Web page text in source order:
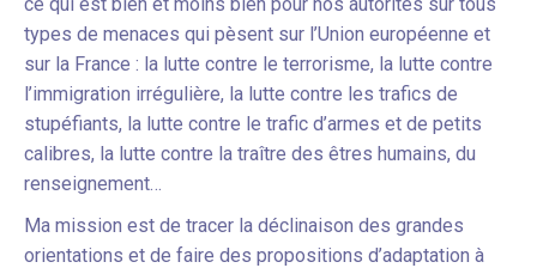
types de menaces qui pèsent sur l’Union européenne et
sur la France : la lutte contre le terrorisme, la lutte contre
l’immigration irrégulière, la lutte contre les trafics de
stupéfiants, la lutte contre le trafic d’armes et de petits
calibres, la lutte contre la traître des êtres humains, du
renseignement…
Ma mission est de tracer la déclinaison des grandes
orientations et de faire des propositions d’adaptation à